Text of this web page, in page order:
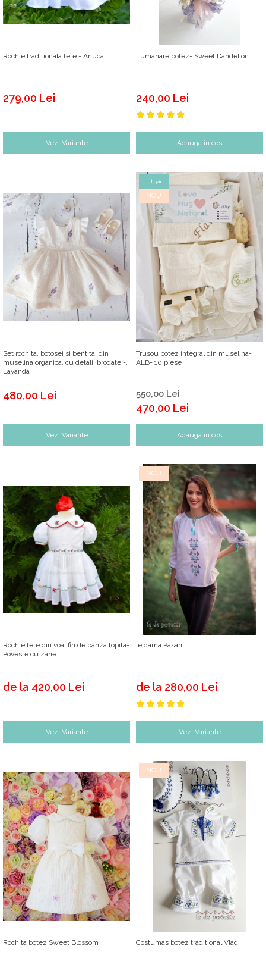
Rochie traditionala fete - Anuca
279,00 Lei
Vezi Variante
Lumanare botez- Sweet Dandelion
240,00 Lei
Adauga in cos
Set rochita, botosei si bentita, din
muselina organica, cu detalii brodate -
Lavanda
480,00 Lei
Vezi Variante
-15%
NOU
Trusou botez integral din muselina-
ALB- 10 piese
550,00 Lei
470,00 Lei
Adauga in cos
Rochie fete din voal fin de panza topita-
Poveste cu zane
de la 420,00 Lei
Vezi Variante
NOU
Ie dama Pasari
de la 280,00 Lei
Vezi Variante
Rochita botez Sweet Blossom
NOU
Costumas botez traditional Vlad